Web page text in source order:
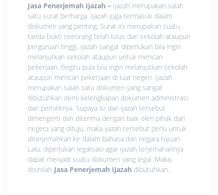
Jasa Penerjemah Ijazah – Ijazah merupakan salah
satu surat berharga. Ijazah juga termasuk dalam
dokumen yang penting. Surat ini merupakan suatu
tanda bukti seeorang telah lulus dari sekolah ataupun
perguruan tinggi. Ijazah sangat diperlukan bila ingin
melanjutkan sekolah ataupun untuk mencari
pekerjaan. Begitu pula bila ingin melanjutkan sekolah
ataupun mencari pekerjaan di luar negeri. Ijazah
merupakan salah satu dokumen yang sangat
dibutuhkan demi kelengkapan dokumen administrasi
dari pemiliknya. Supaya isi dari ijazah tersebut
dimengerti dan diterima dengan baik oleh pihak dari
negera yang dituju, maka ijazah tersebut perlu untuk
diterjemahkan ke dalam bahasa dari negara tujuan.
Lalu, diperlukan legalisasi agar ijazah terjemahannya
dapat menjadi suatu dokumen yang legal. Maka,
disinilah Jasa Penerjemah Ijazah dibutuhkan.